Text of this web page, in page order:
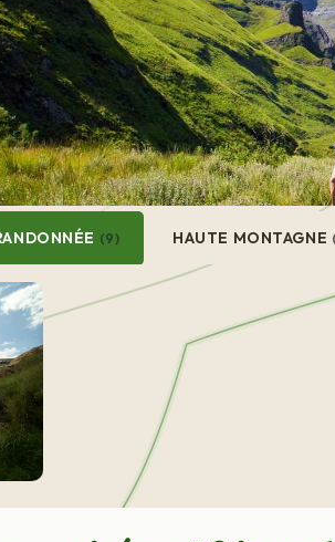
(9) HAUTE MONTAGNE